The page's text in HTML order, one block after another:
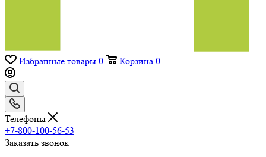
Избранные товары 0 Корзина 0
Телефоны
+7-800-100-56-53
Заказать звонок